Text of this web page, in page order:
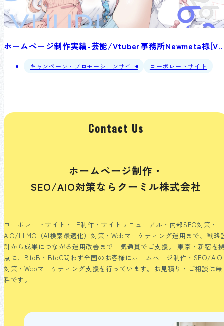
ホームページ制作実績-芸能/Vtuber事務
キャンペーン・プロモーションサイト コーポレートサイト
Contact Us
ホームページ制作・
SEO/AIO対策ならクーミル株式会社
コーポレートサイト・LP制作・サイトリニューアル・内部SEO対策・
AIO/LLMO（AI検索最適化）対策・Webマーケティング運用まで、戦略
計から成果につながる運用改善まで一気通貫でご支援。
東京・新宿を
点に、BtoB・BtoC問わず全国のお客様にホームページ制作・SEO/AIO
対策・Webマーケティング支援を行っています。お見積り・ご相談は無
料です。